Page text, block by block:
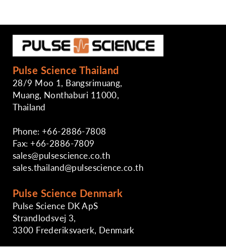
Pulse Science Thailand
28/9 Moo 1, Bangsrimuang,
Muang, Nonthaburi 11000,
Thailand
Phone: +66-2886-7808
Fax: +66-2886-7809
sales@pulsescience.co.th
sales.thailand@pulsescience.co.th
Pulse Science Denmark
Pulse Science DK ApS
Strandlodsvej 3,
3300 Frederiksvaerk, Denmark